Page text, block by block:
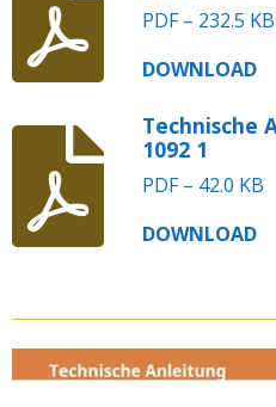
PDF – 232.5 KB
DOWNLOAD
Technische
1092 1
PDF – 42.0 KB
DOWNLOAD